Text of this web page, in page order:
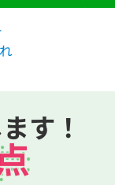
す！